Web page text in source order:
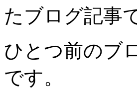
たブログ記事
ひとつ前のブ
です。